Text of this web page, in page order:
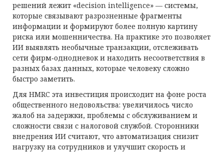
решений лежит «decision intelligence» — системы,
которые связывают разрозненные фрагменты
информации и формируют более полную картину
риска или мошенничества. На практике это позволяет
ИИ выявлять необычные транзакции, отслеживать
сети фирм‑однодневок и находить несоответствия в
разных базах данных, которые человеку сложно
быстро заметить.
Для HMRC эта инвестиция происходит на фоне роста
общественного недовольства: увеличилось число
жалоб на задержки, проблемы с обслуживанием и
сложности связи с налоговой службой. Сторонники
внедрения ИИ считают, что автоматизация снизит
нагрузку на сотрудников и улучшит скорость и